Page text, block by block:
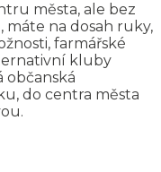
města, ale bez
máte na dosah ruky,
farmářské
kluby
občanská
do centra města